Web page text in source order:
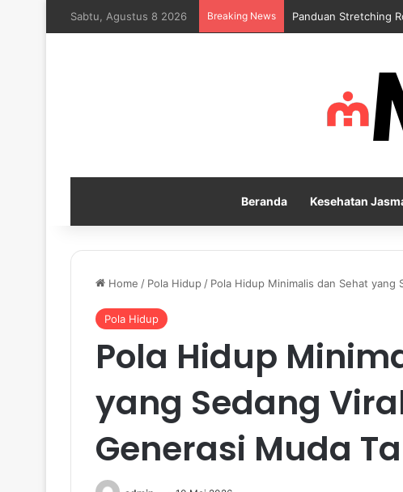
Sabtu, Agustus 8 2026 Breaking News Mengapa Self
Beranda Kesehatan
Home / Pola Hidup / Pola Hidup Minimalis dan Sehat yang
Pola Hidup
Pola Hidup
yang Sedang
Generasi Muda